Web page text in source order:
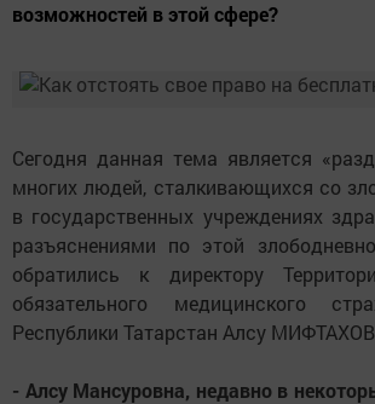
возможностей в этой сфере?
Сегодня данная тема является
многих людей, сталкивающихся со
в государственных учреждениях
разъяснениями по этой
обратились к директору
обязательного медицинского
Республики Татарстан Алсу
- Алсу Мансуровна, недавно в